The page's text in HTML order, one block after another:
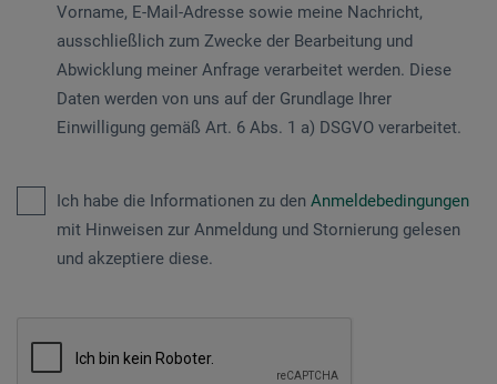
Vorname, E-Mail-Adresse sowie meine Nachricht,
ausschließlich zum Zwecke der Bearbeitung und
Abwicklung meiner Anfrage verarbeitet werden. Diese
Daten werden von uns auf der Grundlage Ihrer
Einwilligung gemäß Art. 6 Abs. 1 a) DSGVO verarbeitet.
Ich habe die Informationen zu den Anmeldebedingungen
mit Hinweisen zur Anmeldung und Stornierung gelesen
und akzeptiere diese.